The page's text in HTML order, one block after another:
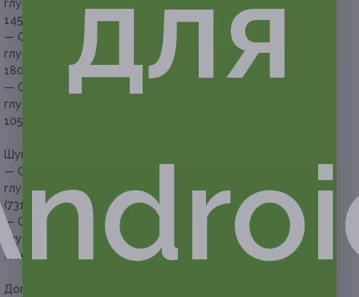
глубокого бикини и ног (до колен) (594 руб. вместо
1450 руб.)
— Скидка 61% на шугаринг или восковую эпиляцию зоны
глубокого бикини и ног (полностью) (702 руб. вместо
1800 руб.)
— Скидка 53% на шугаринг или восковую эпиляцию зоны
глубокого бикини и подмышечных впадин (493 руб. вместо
1050 руб.)
Шугаринг или восковая эпиляция трех зон:
— Скидка 57% на шугаринг или восковую эпиляцию зоны
глубокого бикини, подмышечных впадин и ног (до колен)
(731 руб. вместо 1700 руб.)
— Скидка 60% на шугаринг или восковую эпиляцию зоны
глубокого бикини, подмышечных впадин и ног (полностью)
(820 руб. вместо 2050 руб.)
Дополнительное преимущество:
для